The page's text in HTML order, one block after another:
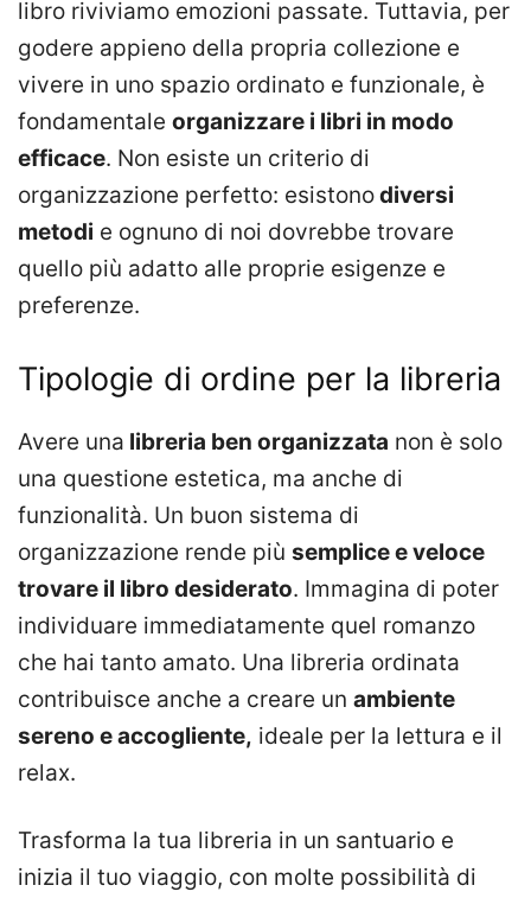
libro riviviamo emozioni passate. Tuttavia, per
godere appieno della propria collezione e
vivere in uno spazio ordinato e funzionale, è
fondamentale organizzare i libri in modo
efficace. Non esiste un criterio di
organizzazione perfetto: esistonodiversi
metodi e ognuno di noi dovrebbe trovare
quello più adatto alle proprie esigenze e
preferenze.
Tipologie di ordine per la libreria
Avere una libreria ben organizzata non è solo
una questione estetica, ma anche di
funzionalità. Un buon sistema di
organizzazione rende più semplice e veloce
trovare il libro desiderato. Immagina di poter
individuare immediatamente quel romanzo
che hai tanto amato. Una libreria ordinata
contribuisce anche a creare un ambiente
sereno e accogliente, ideale per la lettura e il
relax.
Trasforma la tua libreria in un santuario e
inizia il tuo viaggio, con molte possibilità di